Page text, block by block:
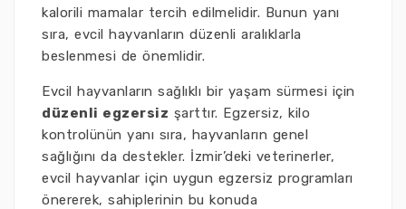
kalorili mamalar tercih edilmelidir. Bunun yanı
sıra, evcil hayvanların düzenli aralıklarla
beslenmesi de önemlidir.
Evcil hayvanların sağlıklı bir yaşam sürmesi için
düzenli egzersiz şarttır. Egzersiz, kilo
kontrolünün yanı sıra, hayvanların genel
sağlığını da destekler. İzmir’deki veterinerler,
evcil hayvanlar için uygun egzersiz programları
önererek, sahiplerinin bu konuda